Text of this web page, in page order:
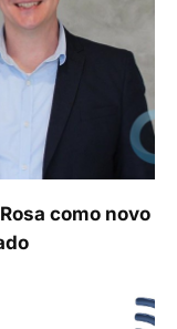
como novo